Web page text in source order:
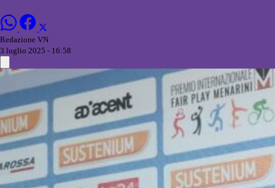
Redazione VN
3 luglio 2025 - 16:58